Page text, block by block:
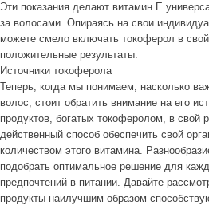
Эти показания делают витамин Е
за волосами. Опираясь на свои
можете смело включать токоферол в
положительные результаты.
Источники токоферола
Теперь, когда мы понимаем, насколько
волос, стоит обратить внимание на его
продуктов, богатых токоферолом, в свой
действенный способ обеспечить свой
количеством этого витамина.
подобрать оптимальное решение для
предпочтений в питании. Давайте
продукты наилучшим образом